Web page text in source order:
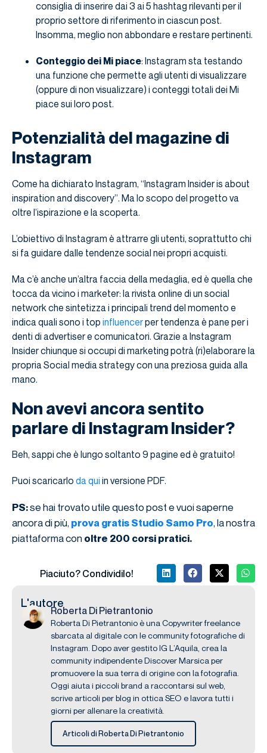
consiglia di inserire dai 3 ai 5 hashtag rilevanti per il
proprio settore di riferimento in ciascun post.
Insomma, meglio non abbondare e restare pertinenti.
Conteggio dei Mi piace: Instagram sta testando
una funzione che permette agli utenti di visualizzare
(oppure di non visualizzare) i conteggi totali dei Mi
piace sui loro post.
Potenzialità del magazine di
Instagram
Come ha dichiarato Instagram, “Instagram Insider is about
inspiration and discovery”. Ma lo scopo del progetto va
oltre l’ispirazione e la scoperta.
L’obiettivo di Instagram è attrarre gli utenti, soprattutto chi
si fa guidare dalle tendenze social nei propri acquisti.
Ma c’è anche un’altra faccia della medaglia, ed è quella che
tocca da vicino i marketer: la rivista online di un social
network che sintetizza i principali trend del momento e
indica quali sono i top influencerper tendenza è pane per i
denti di advertiser e comunicatori. Grazie a Instagram
Insider chiunque si occupi di marketing potrà (ri)elaborare la
propria Social media strategy con una preziosa guida alla
mano.
Non avevi ancora sentito
parlare di Instagram Insider?
Beh, sappi che è lungo soltanto 9 pagine ed è gratuito!
Puoi scaricarlo da qui in versione PDF.
PS:se hai trovato utile questo post e vuoi saperne
ancora di più, prova gratis Studio Samo Pro, la nostra
piattaforma con oltre 200 corsi pratici.
Piaciuto? Condividilo!
L'autore
Roberta Di Pietrantonio
Roberta Di Pietrantonio è una Copywriter freelance
sbarcata al digitale con le community fotografiche di
Instagram. Dopo aver gestito IG L’Aquila, crea la
community indipendente Discover Marsica per
promuovere la sua terra di origine con la fotografia.
Oggi aiuta i piccoli brand a raccontarsi sul web,
scrive articoli per blog in ottica SEO e lavora tutti i
giorni per allenare la creatività.
Articoli di Roberta Di Pietrantonio